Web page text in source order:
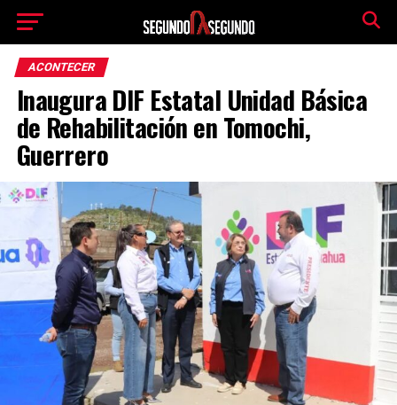
ACONTECER
Inaugura DIF Estatal Unidad Básica
de Rehabilitación en Tomochi,
Guerrero